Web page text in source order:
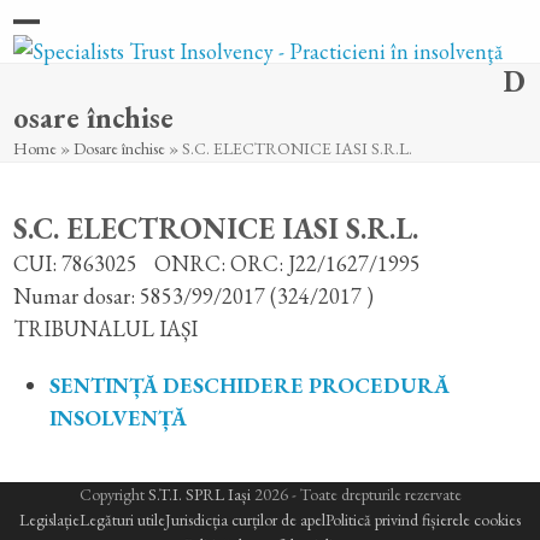
Skip
toOpen
menu
Close
menu
D
osare închise
Home »Dosare închise »S.C. ELECTRONICE IASI S.R.L.
S.C. ELECTRONICE IASI S.R.L.
CUI: 7863025
ONRC: ORC: J22/1627/1995
Numar dosar: 5853/99/2017 (324/2017 )
TRIBUNALUL IAȘI
SENTINȚĂ DESCHIDERE PROCEDURĂ
INSOLVENȚĂ
CopyrightS.T.I. SPRL Iași2026 - Toate drepturile rezervate
LegislațieLegături utileJurisdicția curților de apelPolitică privind fișierele cookies